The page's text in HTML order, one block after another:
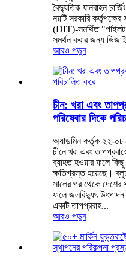
বৈদ্যুতিক যানবাহন
নয়টি সরকারি
(DfT)-সমর্থিত
সমর্থন করার জন্য
আরও পড়ুন
চীন: খরা এবং
পরিষেবার দিকে
অ্যাডমিন কর্তৃক ২২-
চীনে খরা এবং
ব্যাহত হওয়ার ফলে কিছু
ক্ষতিগ্রস্ত হয়েছে।
সালের পর থেকে দেশের
ফলে জলবিদ্যুৎ
একটি তাপপ্রবাহ...
আরও পড়ুন